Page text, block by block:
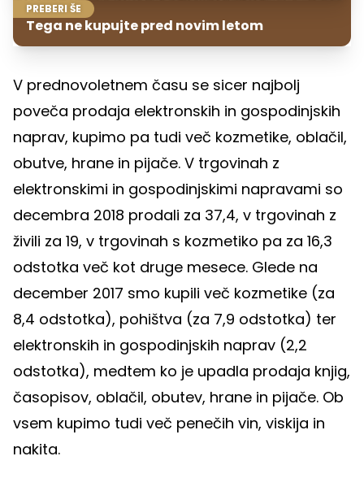
PREBERI ŠE
Tega ne kupujte pred novim letom
V prednovoletnem času se sicer najbolj
poveča prodaja elektronskih in gospodinjskih
naprav, kupimo pa tudi več kozmetike, oblačil,
obutve, hrane in pijače. V trgovinah z
elektronskimi in gospodinjskimi napravami so
decembra 2018 prodali za 37,4, v trgovinah z
živili za 19, v trgovinah s kozmetiko pa za 16,3
odstotka več kot druge mesece. Glede na
december 2017 smo kupili več kozmetike (za
8,4 odstotka), pohištva (za 7,9 odstotka) ter
elektronskih in gospodinjskih naprav (2,2
odstotka), medtem ko je upadla prodaja knjig,
časopisov, oblačil, obutev, hrane in pijače. Ob
vsem kupimo tudi več penečih vin, viskija in
nakita.